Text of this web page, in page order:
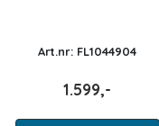
Art.nr: FL1044904
1.599,-